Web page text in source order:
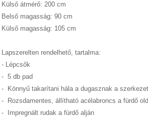
Külső átmérő: 200 cm
Belső magasság: 90 cm
Külső magasság: 105 cm
Lapszerelten rendelhető, tartalma:
- Lépcsők
- 5 db pad
- Könnyű takarítani hála a dugasznak a
- Rozsdamentes, állítható acélabroncs a fürdő
- Impregnált rudak a fürdő alján